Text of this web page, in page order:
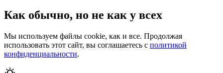
Как обычно, но не как у всех
Мы используем файлы cookie, как и все. Продолжая
использовать этот сайт, вы соглашаетесь с политикой
конфиденциальности.